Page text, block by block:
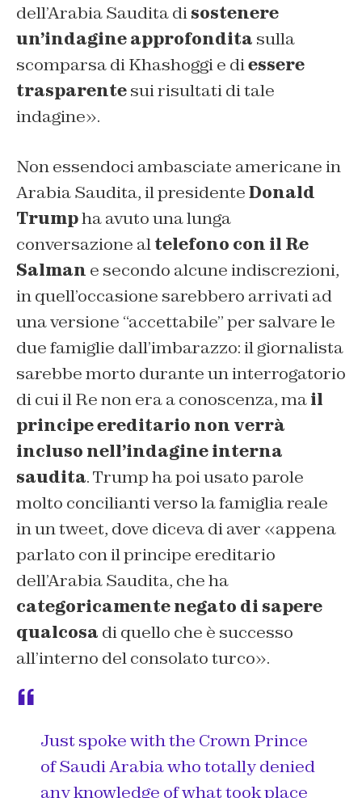
dell’Arabia Saudita disostenere
un’indagine approfondita sulla
scomparsa di Khashoggi e diessere
trasparentesui risultati di tale
indagine».
Non essendoci ambasciate americane in
Arabia Saudita, il presidenteDonald
Trumpha avuto una lunga
conversazione altelefono con il Re
Salman e secondo alcune indiscrezioni,
in quell’occasione sarebbero arrivati ad
una versione “accettabile” per salvare le
due famiglie dall’imbarazzo: il giornalista
sarebbe morto durante un interrogatorio
di cui il Re non era a conoscenza, mail
principe ereditario non verrà
incluso nell’indagine interna
saudita. Trump ha poi usato parole
molto concilianti verso la famiglia reale
in un tweet, dove diceva di aver «appena
parlato con il principe ereditario
dell’Arabia Saudita, che ha
categoricamente negato di sapere
qualcosa di quello che è successo
all’interno del consolato turco».
Just spoke with the Crown Prince
of Saudi Arabia who totally denied
any knowledge of what took place